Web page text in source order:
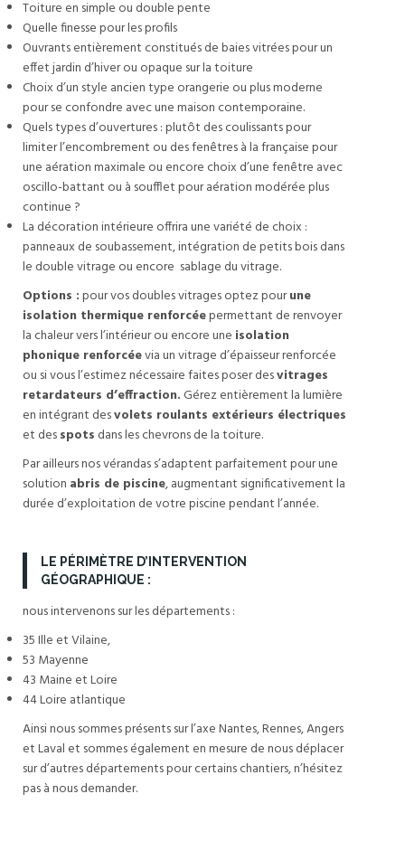
Toiture en simple ou double pente
Quelle finesse pour les profils
Ouvrants entièrement constitués de baies vitrées pour un
effet jardin d’hiver ou opaque sur la toiture
Choix d’un style ancien type orangerie ou plus moderne
pour se confondre avec une maison contemporaine.
Quels types d’ouvertures : plutôt des coulissants pour
limiter l’encombrement ou des fenêtres à la française pour
une aération maximale ou encore choix d’une fenêtre avec
oscillo-battant ou à soufflet pour aération modérée plus
continue ?
La décoration intérieure offrira une variété de choix :
panneaux de soubassement, intégration de petits bois dans
le double vitrage ou encore sablage du vitrage.
Options :pour vos doubles vitrages optez pourune
isolation thermique renforcéepermettant de renvoyer
la chaleur vers l’intérieur ou encore une isolation
phonique renforcéevia un vitrage d’épaisseur renforcée
ou si vous l’estimez nécessaire faites poser desvitrages
retardateurs d’effraction.Gérez entièrement la lumière
en intégrant desvolets roulants extérieurs électriques
et desspots dans les chevrons de la toiture.
Par ailleurs nos vérandas s’adaptent parfaitement pour une
solution abris de piscine, augmentant significativement la
durée d’exploitation de votre piscine pendant l’année.
LE PÉRIMÈTRE D’INTERVENTION
GÉOGRAPHIQUE :
nous intervenons sur les départements :
35 Ille et Vilaine,
53 Mayenne
43 Maine et Loire
44 Loire atlantique
Ainsi nous sommes présents sur l’axe Nantes, Rennes, Angers
et Laval et sommes également en mesure de nous déplacer
sur d’autres départements pour certains chantiers, n’hésitez
pas à nous demander.